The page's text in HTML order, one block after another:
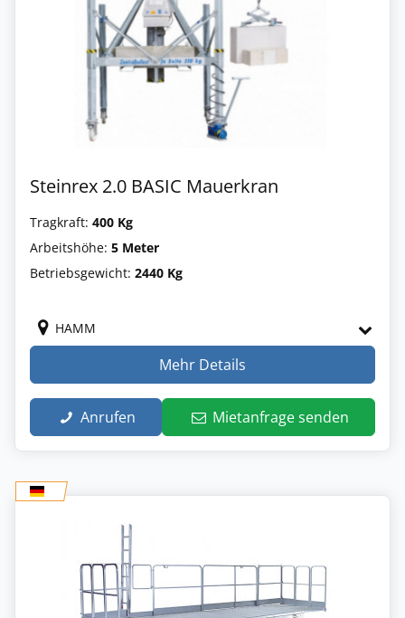
Steinrex 2.0 BASIC Mauerkran
Tragkraft: 400 Kg
Arbeitshöhe: 5 Meter
Betriebsgewicht: 2440 Kg
HAMM
Mehr Details
Anrufen Mietanfrage senden